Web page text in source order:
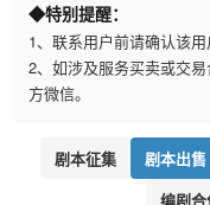
◆特别提醒：
1、联系用户前请确认该
2、如涉及服务买卖或交
方微信。
剧本征集 剧本出售
编剧合